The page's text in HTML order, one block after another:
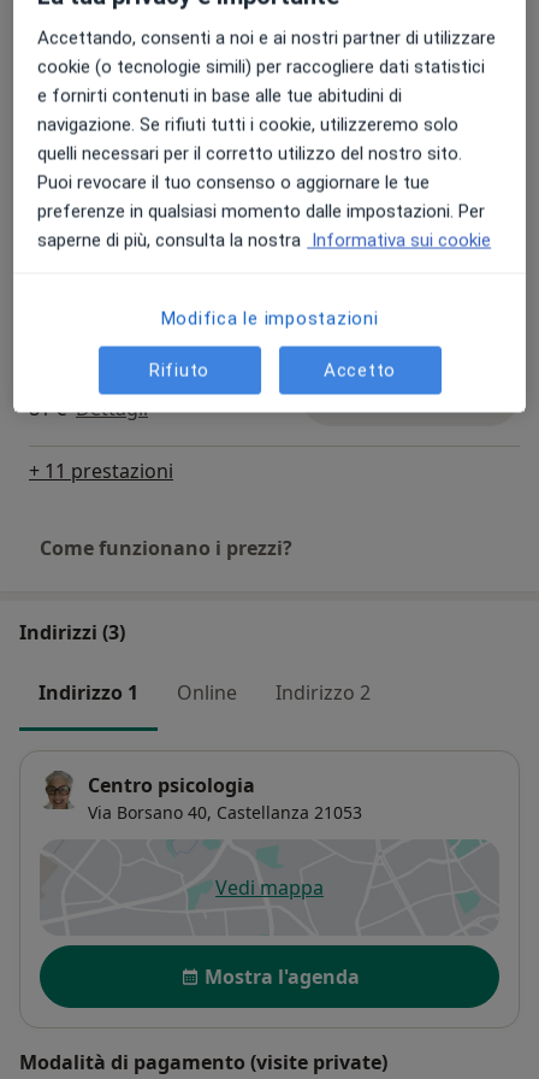
Psicoterapia
Da 80 € Dettagli Prenota una visita
Colloquio psicologico di
coppia
100 € Dettagli
Prenota una visita
Esercizi respiratori
81 € Dettagli Prenota una visita
+ 11 prestazioni
Come funzionano i prezzi?
Indirizzi (3)
Indirizzo 1 Online Indirizzo 2
Centro psicologia
Via Borsano 40, Castellanza 21053
Vedi mappasi apre in una nuova scheda
Disponibilità
Mostra l'agenda
Modalità di pagamento (visite private)
Accettando, consenti a noi e ai nostri partner di utilizzare
cookie (o tecnologie simili) per raccogliere dati statistici
e fornirti contenuti in base alle tue abitudini di
navigazione. Se rifiuti tutti i cookie, utilizzeremo solo
quelli necessari per il corretto utilizzo del nostro sito.
Puoi revocare il tuo consenso o aggiornare le tue
preferenze in qualsiasi momento dalle impostazioni. Per
saperne di più, consulta la nostra Informativa sui cookie
Modifica le impostazioni
Rifiuto Accetto